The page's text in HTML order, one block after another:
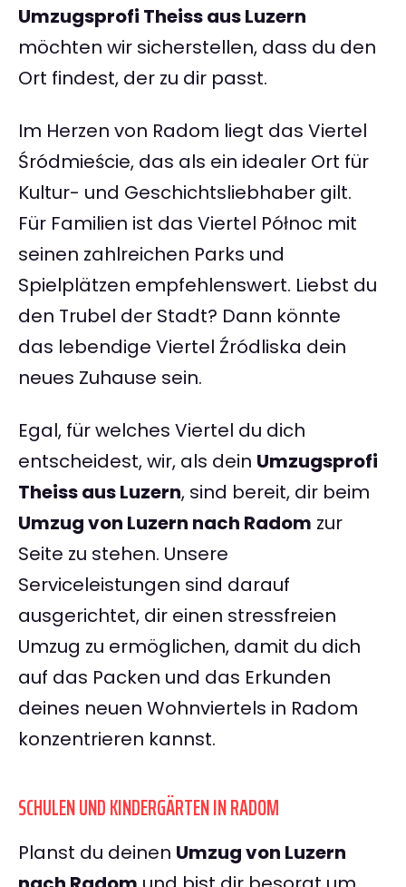
Umzugsprofi Theiss aus Luzern
möchten wir sicherstellen, dass du den
Ort findest, der zu dir passt.
Im Herzen von Radom liegt das Viertel
Śródmieście, das als ein idealer Ort für
Kultur- und Geschichtsliebhaber gilt.
Für Familien ist das Viertel Północ mit
seinen zahlreichen Parks und
Spielplätzen empfehlenswert. Liebst du
den Trubel der Stadt? Dann könnte
das lebendige Viertel Źródliska dein
neues Zuhause sein.
Egal, für welches Viertel du dich
entscheidest, wir, als dein Umzugsprofi
Theiss aus Luzern, sind bereit, dir beim
Umzug von Luzern nach Radom zur
Seite zu stehen. Unsere
Serviceleistungen sind darauf
ausgerichtet, dir einen stressfreien
Umzug zu ermöglichen, damit du dich
auf das Packen und das Erkunden
deines neuen Wohnviertels in Radom
konzentrieren kannst.
SCHULEN UND KINDERGÄRTEN IN RADOM
Planst du deinen Umzug von Luzern